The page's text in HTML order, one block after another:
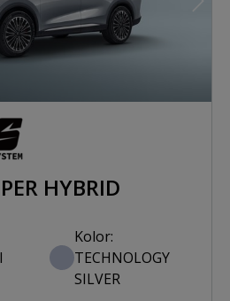
HYBRID
Kolor:
TECHNOLOGY
SILVER